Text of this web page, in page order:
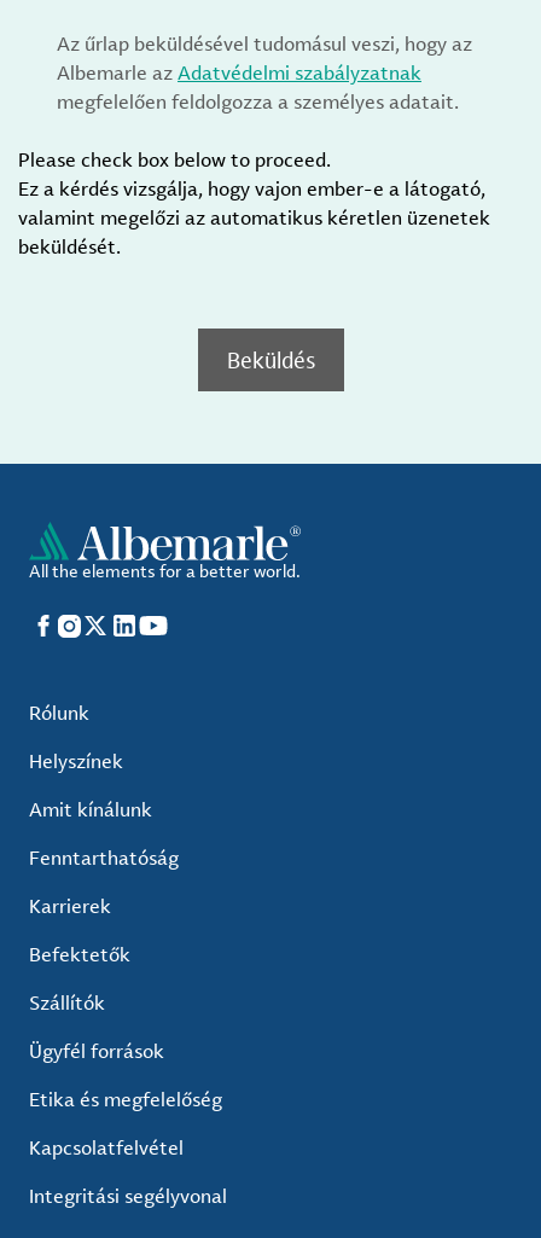
Az űrlap beküldésével tudomásul veszi, hogy az
Albemarle azAdatvédelmi szabályzatnak
megfelelően feldolgozza a személyes adatait.
Please check box below to proceed.
Ez a kérdés vizsgálja, hogy vajon ember-e a látogató,
valamint megelőzi az automatikus kéretlen üzenetek
beküldését.
Beküldés
All the elements for a better world.
Facebook
Instagram
X LinkedIn
YouTube
Rólunk
Helyszínek
Amit kínálunk
Fenntarthatóság
Karrierek
Befektetők
Szállítók
Ügyfél források
Etika és megfelelőség
Kapcsolatfelvétel
Integritási segélyvonal